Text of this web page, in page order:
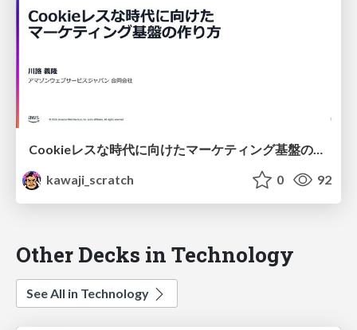
Cookieレスな時代に向けたマーケティング基盤の作り方
kawaji_scratch
0 92
Other Decks in Technology
See All in Technology